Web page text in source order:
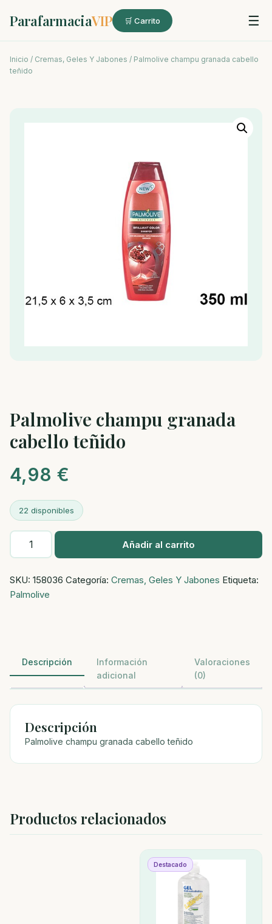
ParafarmaciaVIP 🛒 Carrito ☰
Inicio / Cremas, Geles Y Jabones / Palmolive champu granada cabello
teñido
Palmolive champu granada
cabello teñido
4,98 €
22 disponibles
Palmolive
champu
cabello
teñido
Añadir al carrito
SKU: 158036 Categoría: Cremas, Geles Y Jabones Etiqueta:
Palmolive
Descripción
Información
adicional
Valoraciones
(0)
Descripción
Palmolive champu granada cabello teñido
Productos relacionados
Destacado